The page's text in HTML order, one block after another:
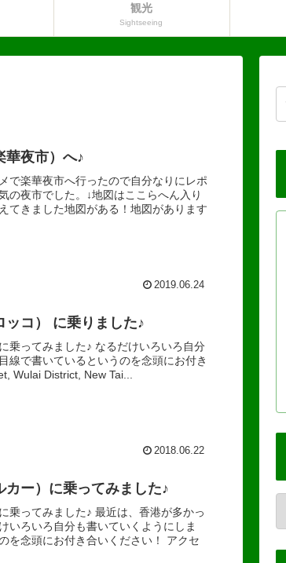
観光
Sightseeing
華夜市）へ♪
で楽華夜市へ行ったので自分なりにレポ
の夜市でした。↓地図はここらへん入り
てきました地図がある！地図があります
2019.06.24
コ） に乗りました♪
乗ってみました♪ なるだけいろいろ自分
線で書いているというのを念頭にお付き
Wulai District, New Tai...
2018.06.22
ー）に乗ってみました♪
乗ってみました♪ 最近は、香港が多かっ
ろいろ自分も書いていくようにしま
を念頭にお付き合いください！ アクセ